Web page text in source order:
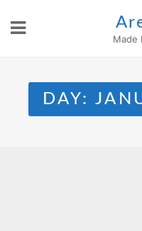
Made
DAY: